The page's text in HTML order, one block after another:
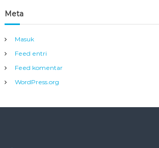
Meta
Masuk
Feed entri
Feed komentar
WordPress.org